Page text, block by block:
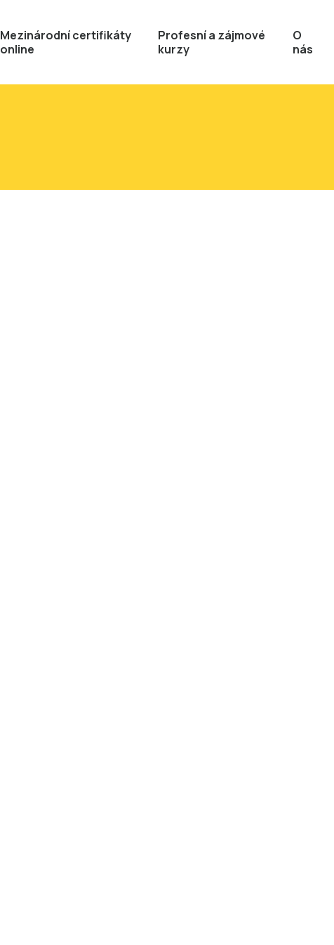
Mezinárodní certifikáty
online
Profesní a zájmové
kurzy
O
nás